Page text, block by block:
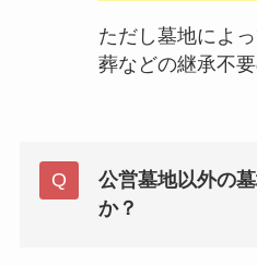
ただし墓地によ
葬などの継承不
公営墓地以外の
か？